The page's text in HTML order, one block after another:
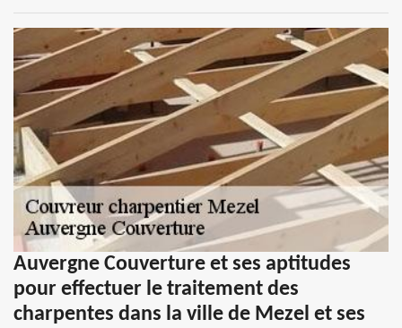
Auvergne Couverture et ses aptitudes
pour effectuer le traitement des
charpentes dans la ville de Mezel et ses